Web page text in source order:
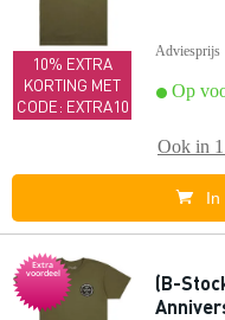
10% EXTRA
KORTING MET
CODE: EXTRA10
Adviesprijs
Op
Ook in
In
Extra
voordeel
(B-